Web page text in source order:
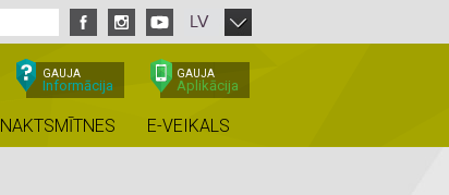
LV
GAUJA
Informācija
GAUJA
Aplikācija
NAKTSMĪTNES E-VEIKALS